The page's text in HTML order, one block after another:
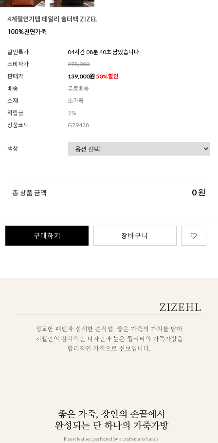
4계절인기템 데일리 숄더백 ZIZEL
할인특가
04시간 08분 35초 남았습니다
소비자가
278,000
판매가
139,000원 50%할인
배송
무료배송
소재
소가죽
적립금
1%
상품코드
G79428
색상
총 상품 금액 0원
구매하기 장바구니 ♡